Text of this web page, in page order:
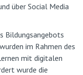
über Social Media
Bildungsangebots
im Rahmen des
mit digitalen
wurde die